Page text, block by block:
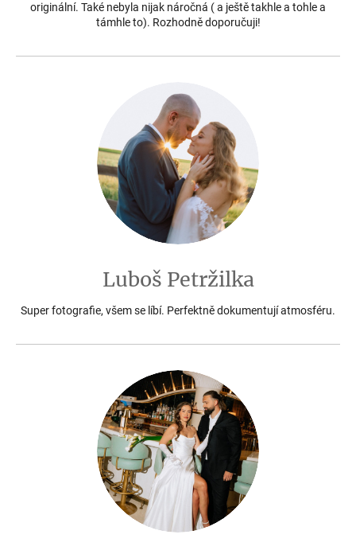
originální. Také nebyla nijak náročná ( a ještě takhle a tohle a
támhle to). Rozhodně doporučuji!
Luboš Petržilka
Super fotografie, všem se líbí. Perfektně dokumentují atmosféru.